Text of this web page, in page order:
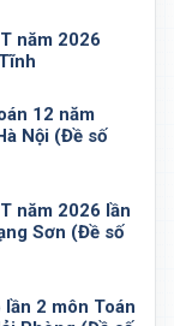
năm 2026
12 năm
Nội (Đề số
năm 2026 lần
Sơn (Đề số
2 môn Toán